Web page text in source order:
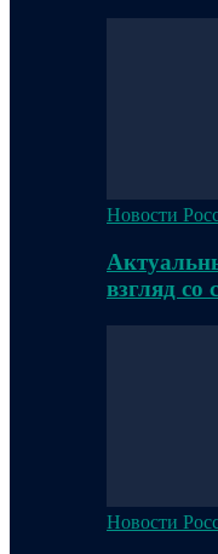
Новости
взгляд со
Новости